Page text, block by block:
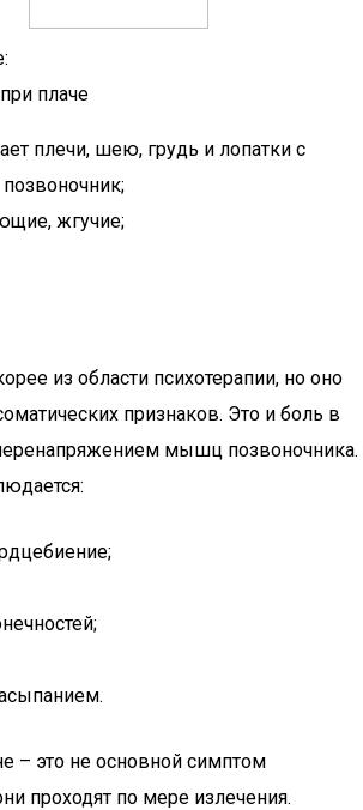
плаче
плечи, шею, грудь и лопатки с
жгучие;
из области психотерапии, но оно
признаков. Это и боль в
мышц позвоночника.
– это не основной симптом
проходят по мере излечения.